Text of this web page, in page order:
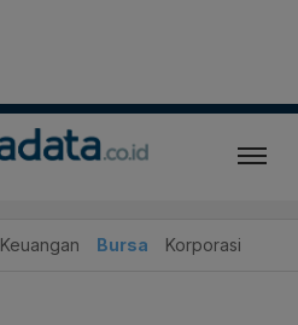
Keuangan Bursa Korporasi